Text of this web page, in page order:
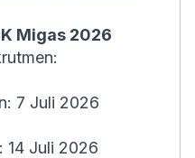
Migas 2026
7 Juli 2026
14 Juli 2026